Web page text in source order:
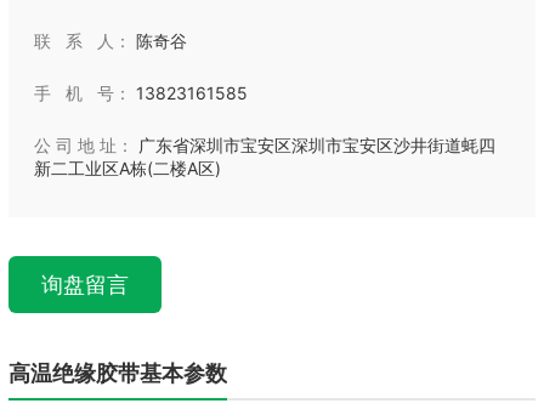
联 系 人：陈奇谷
手 机 号： 13823161585
公 司 地 址： 广东省深圳市宝安区深圳市宝安区沙井街道蚝四
新二工业区A栋(二楼A区)
询盘留言
高温绝缘胶带基本参数